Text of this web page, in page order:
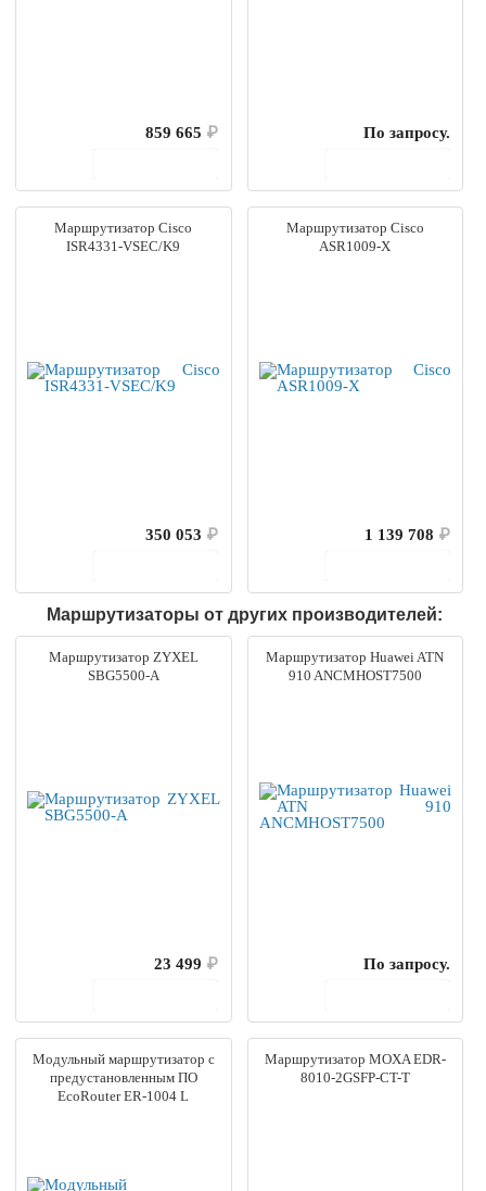
859 665 ₽
По запросу.
Маршрутизатор Cisco
ISR4331-VSEC/K9
350 053 ₽
Маршрутизатор Cisco
ASR1009-X
1 139 708 ₽
Маршрутизаторы от других производителей:
Маршрутизатор ZYXEL
SBG5500-A
23 499 ₽
Маршрутизатор Huawei ATN
910 ANCMHOST7500
По запросу.
Модульный маршрутизатор с
предустановленным ПО
EcoRouter ER-1004 L
Маршрутизатор MOXA EDR-
8010-2GSFP-CT-T